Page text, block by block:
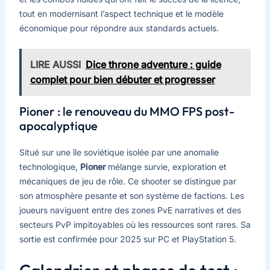
tout en modernisant l’aspect technique et le modèle
économique pour répondre aux standards actuels.
LIRE AUSSI Dice throne adventure : guide
complet pour bien débuter et progresser
Pioner : le renouveau du MMO FPS post-
apocalyptique
Situé sur une île soviétique isolée par une anomalie
technologique, Pionermélange survie, exploration et
mécaniques de jeu de rôle. Ce shooter se distingue par
son atmosphère pesante et son système de factions. Les
joueurs naviguent entre des zones PvE narratives et des
secteurs PvP impitoyables où les ressources sont rares. Sa
sortie est confirmée pour 2025 sur PC et PlayStation 5.